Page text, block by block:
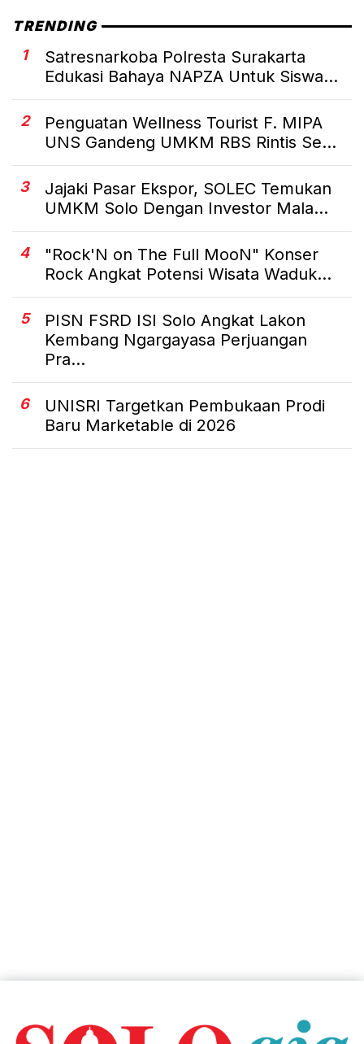
TRENDING
1
Satresnarkoba Polresta Surakarta
Edukasi Bahaya NAPZA Untuk Siswa...
2
Penguatan Wellness Tourist F. MIPA
UNS Gandeng UMKM RBS Rintis Se...
3
Jajaki Pasar Ekspor, SOLEC Temukan
UMKM Solo Dengan Investor Mala...
4
"Rock'N on The Full MooN" Konser
Rock Angkat Potensi Wisata Waduk...
5
PISN FSRD ISI Solo Angkat Lakon
Kembang Ngargayasa Perjuangan
Pra...
6
UNISRI Targetkan Pembukaan Prodi
Baru Marketable di 2026